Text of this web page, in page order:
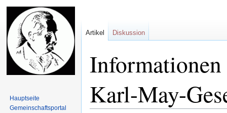
Karl-May-
Artikel Diskussion
Hauptseite
Gemeinschafts­portal